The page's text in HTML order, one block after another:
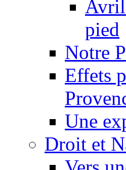
Avril
pied
Notre
Effets
Une
Droit et